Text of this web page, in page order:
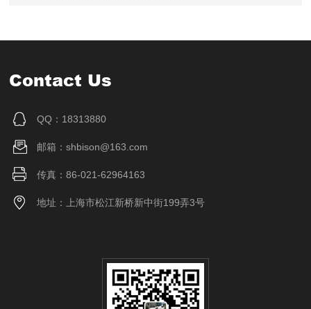
Contact Us
QQ：18313880
邮箱：shbison@163.com
传真：86-021-62964163
地址：上海市松江新桥新中街199弄3号